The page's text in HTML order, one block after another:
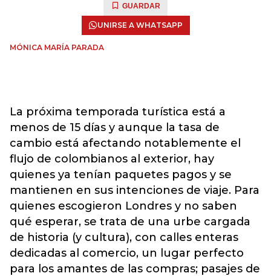
GUARDAR
UNIRSE A WHATSAPP
MÓNICA MARÍA PARADA
La próxima temporada turística está a
menos de 15 días y aunque la tasa de
cambio está afectando notablemente el
flujo de colombianos al exterior, hay
quienes ya tenían paquetes pagos y se
mantienen en sus intenciones de viaje. Para
quienes escogieron Londres y no saben
qué esperar, se trata de una urbe cargada
de historia (y cultura), con calles enteras
dedicadas al comercio, un lugar perfecto
para los amantes de las compras; pasajes de